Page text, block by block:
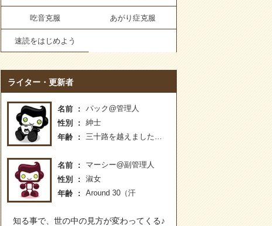
吃音克服 あがり症克服
速読をはじめよう
ライター・更新者
名前
パック@管理人
性別
紳士
年齢
三十路を越えました…
名前
マーシー@副管理人
性別
淑女
年齢
Around 30（汗
知る事で、世の中の見方が変わってくる♪